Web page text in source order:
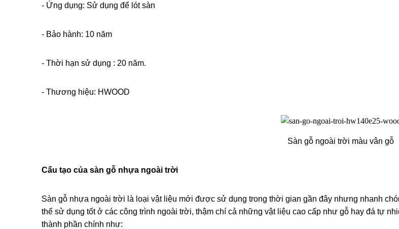
- Ứng dụng: Sử dụng để lót sàn
- Bảo hành: 10 năm
- Thời hạn sử dụng : 20 năm.
- Thương hiệu: HWOOD
Sàn gỗ ngoài trời màu vân gỗ
Cấu tạo của sàn gỗ nhựa ngoài trời
Sàn gỗ nhựa ngoài trời là loại vật liệu mới được sử dụng trong thời gian gần đây nhưng nhanh
thể sử dụng tốt ở các công trình ngoài trời, thậm chí cả những vật liệu cao cấp như gỗ hay đá tự
thành phần chính như: